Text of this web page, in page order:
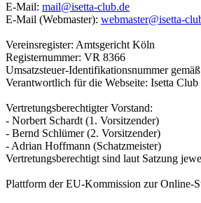
E-Mail: mail@isetta-club.de
E-Mail (Webmaster): webmaster@isetta-
Vereinsregister: Amtsgericht Köln
Registernummer: VR 8366
Umsatzsteuer-Identifikationsnummer
Verantwortlich für die Webseite: Isetta Club
Vertretungsberechtigter Vorstand:
- Norbert Schardt (1. Vorsitzender)
- Bernd Schlümer (2. Vorsitzender)
- Adrian Hoffmann (Schatzmeister)
Vertretungsberechtigt sind laut Satzung
Plattform der EU-Kommission zur Online-